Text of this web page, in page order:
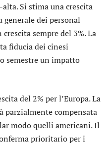
Si stima una crescita
generale dei personal
sempre del 3%. La
fiducia dei cinesi
semestre un impatto
del 2% per l’Europa. La
parzialmente compensata
modo quelli americani. Il
prioritario per i